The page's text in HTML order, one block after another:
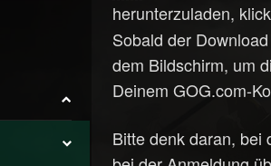
herunterzuladen,
Sobald der
dem Bildschirm, um
Deinem GOG.com-
Bitte denk daran, bei